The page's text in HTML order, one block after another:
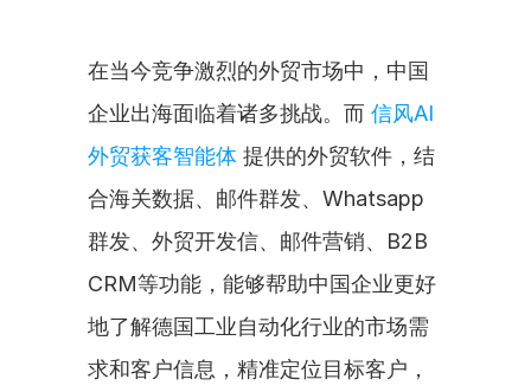
在当今竞争激烈的外贸市场中，中国
企业出海面临着诸多挑战。而 信风AI
外贸获客智能体 提供的外贸软件，结
合海关数据、邮件群发、Whatsapp
群发、外贸开发信、邮件营销、B2B
CRM等功能，能够帮助中国企业更好
地了解德国工业自动化行业的市场需
求和客户信息，精准定位目标客户，